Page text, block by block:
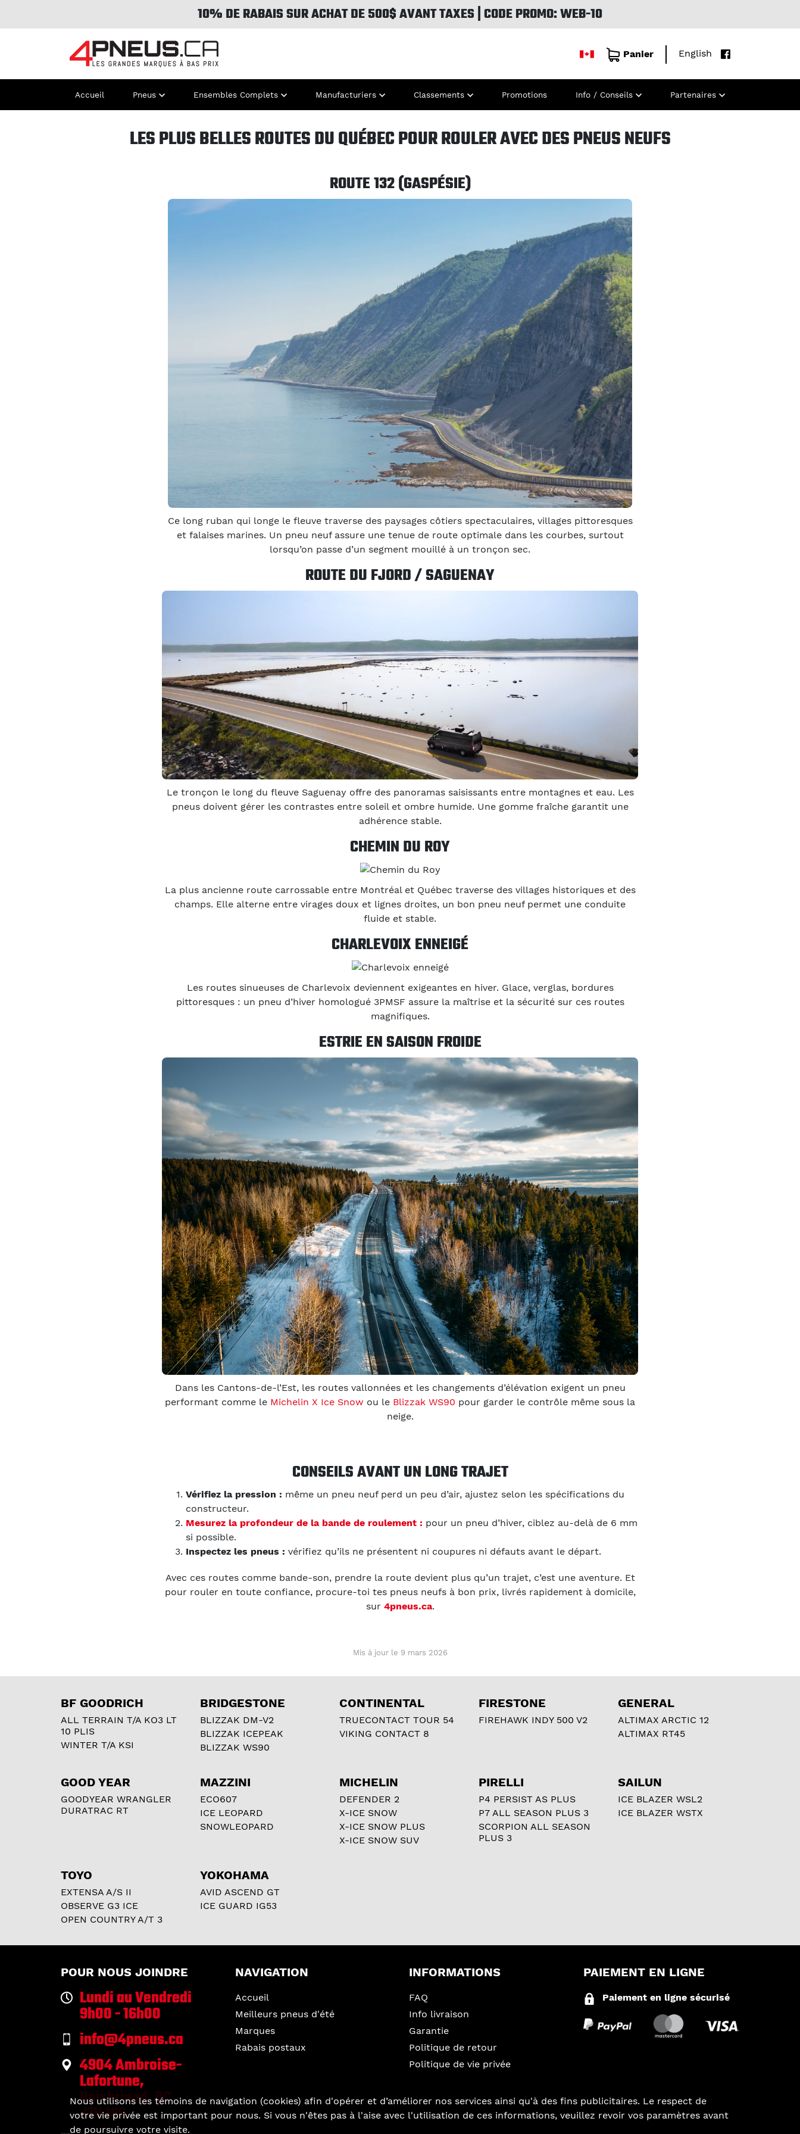
10% DE RABAIS SUR ACHAT DE 500$ AVANT TAXES | CODE PROMO: WEB-10
Panier English
Accueil Pneus Ensembles Complets Manufacturiers Classements Promotions Info / Conseils Partenaires
LES PLUS BELLES ROUTES DU QUÉBEC POUR ROULER AVEC DES PNEUS NEUFS
ROUTE 132 (GASPÉSIE)
Ce long ruban qui longe le fleuve traverse des paysages côtiers spectaculaires, villages pittoresques
et falaises marines. Un pneu neuf assure une tenue de route optimale dans les courbes, surtout
lorsqu’on passe d’un segment mouillé à un tronçon sec.
ROUTE DU FJORD / SAGUENAY
Le tronçon le long du fleuve Saguenay offre des panoramas saisissants entre montagnes et eau. Les
pneus doivent gérer les contrastes entre soleil et ombre humide. Une gomme fraîche garantit une
adhérence stable.
CHEMIN DU ROY
La plus ancienne route carrossable entre Montréal et Québec traverse des villages historiques et des
champs. Elle alterne entre virages doux et lignes droites, un bon pneu neuf permet une conduite
fluide et stable.
CHARLEVOIX ENNEIGÉ
Les routes sinueuses de Charlevoix deviennent exigeantes en hiver. Glace, verglas, bordures
pittoresques : un pneu d’hiver homologué 3PMSF assure la maîtrise et la sécurité sur ces routes
magnifiques.
ESTRIE EN SAISON FROIDE
Dans les Cantons-de-l’Est, les routes vallonnées et les changements d’élévation exigent un pneu
performant comme le Michelin X Ice Snow ou le Blizzak WS90 pour garder le contrôle même sous la
neige.
CONSEILS AVANT UN LONG TRAJET
Vérifiez la pression : même un pneu neuf perd un peu d’air, ajustez selon les spécifications du
constructeur.
Mesurez la profondeur de la bande de roulement : pour un pneu d’hiver, ciblez au-delà de 6 mm
si possible.
Inspectez les pneus : vérifiez qu’ils ne présentent ni coupures ni défauts avant le départ.
Avec ces routes comme bande-son, prendre la route devient plus qu’un trajet, c’est une aventure. Et
pour rouler en toute confiance, procure-toi tes pneus neufs à bon prix, livrés rapidement à domicile,
sur 4pneus.ca.
Mis à jour le 9 mars 2026
BF GOODRICH
ALL TERRAIN T/A KO3 LT
10 PLIS
WINTER T/A KSI
BRIDGESTONE
BLIZZAK DM-V2
BLIZZAK ICEPEAK
BLIZZAK WS90
CONTINENTAL
TRUECONTACT TOUR 54
VIKING CONTACT 8
FIRESTONE
FIREHAWK INDY 500 V2
GENERAL
ALTIMAX ARCTIC 12
ALTIMAX RT45
GOOD YEAR
GOODYEAR WRANGLER
DURATRAC RT
MAZZINI
ECO607
ICE LEOPARD
SNOWLEOPARD
MICHELIN
DEFENDER 2
X-ICE SNOW
X-ICE SNOW PLUS
X-ICE SNOW SUV
PIRELLI
P4 PERSIST AS PLUS
P7 ALL SEASON PLUS 3
SCORPION ALL SEASON
PLUS 3
SAILUN
ICE BLAZER WSL2
ICE BLAZER WSTX
TOYO
EXTENSA A/S II
OBSERVE G3 ICE
OPEN COUNTRY A/T 3
YOKOHAMA
AVID ASCEND GT
ICE GUARD IG53
POUR NOUS JOINDRE
Lundi au Vendredi
9h00 - 16h00
info@4pneus.ca
4904 Ambroise-
Lafortune,
Boisbriand, QC
J7H 1S6
NAVIGATION
Accueil
Meilleurs pneus d'été
Marques
Rabais postaux
INFORMATIONS
FAQ
Info livraison
Garantie
Politique de retour
Politique de vie privée
PAIEMENT EN LIGNE
Paiement en ligne sécurisé
Nous utilisons les témoins de navigation (cookies) afin d'opérer et d’améliorer nos services ainsi qu'à des fins publicitaires. Le respect de
votre vie privée est important pour nous. Si vous n'êtes pas à l'aise avec l'utilisation de ces informations, veuillez revoir vos paramètres avant
de poursuivre votre visite.